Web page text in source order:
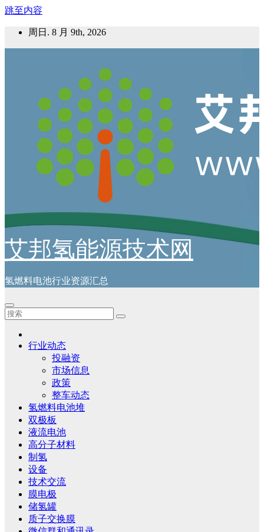
跳至内容
周日. 8 月 9th, 2026
艾邦氢能源技术网
氢燃料电池行业资源汇总
行业动态
投融资
市场信息
政策
整车动态
氢燃料电池堆
双极板
液流电池
高分子材料
制氢
设备
技术交流
膜电极
储氢罐
质子交换膜